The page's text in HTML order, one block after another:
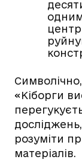
«Кіборги
розуміти
матеріалів.